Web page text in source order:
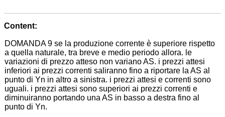
Content:
DOMANDA 9 se la produzione corrente è superiore rispetto
a quella naturale, tra breve e medio periodo allora. le
variazioni di prezzo atteso non variano AS. i prezzi attesi
inferiori ai prezzi correnti saliranno fino a riportare la AS al
punto di Yn in altro a sinistra. i prezzi attesi e correnti sono
uguali. i prezzi attesi sono superiori ai prezzi correnti e
diminuiranno portando una AS in basso a destra fino al
punto di Yn.